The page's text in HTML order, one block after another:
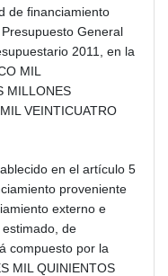
de financiamiento
General
2011, en la
MIL
MILLONES
VEINTICUATRO
en el artículo 5
proveniente
externo e
de
compuesto por la
MIL QUINIENTOS